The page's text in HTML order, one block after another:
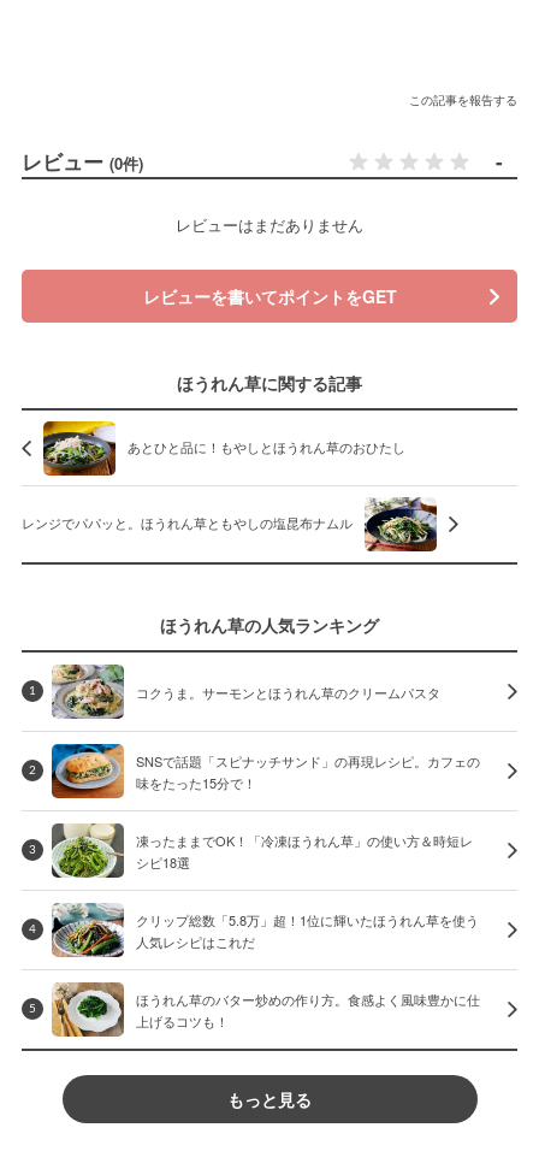
この記事を報告する
レビュー (0件) -
レビューはまだありません
レビューを書いてポイントをGET
ほうれん草に関する記事
あとひと品に！もやしとほうれん草のおひたし
レンジでパパッと。ほうれん草ともやしの塩昆布ナムル
ほうれん草の人気ランキング
1 コクうま。サーモンとほうれん草のクリームパスタ
2
SNSで話題「スピナッチサンド」の再現レシピ。カフェの
味をたった15分で！
3
凍ったままでOK！「冷凍ほうれん草」の使い方＆時短レ
シピ18選
4
クリップ総数「5.8万」超！1位に輝いたほうれん草を使う
人気レシピはこれだ
5
ほうれん草のバター炒めの作り方。食感よく風味豊かに仕
上げるコツも！
もっと見る